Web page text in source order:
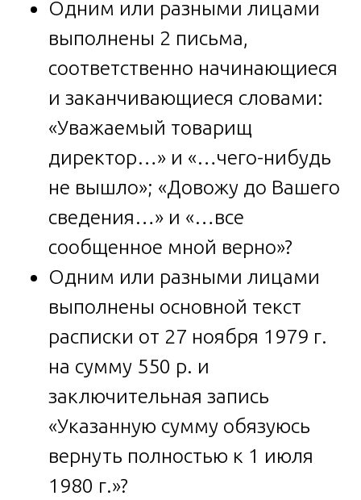
Одним или разными лицами
выполнены 2 письма,
соответственно начинающиеся
и заканчивающиеся словами:
«Уважаемый товарищ
директор…» и «…чего-нибудь
не вышло»; «Довожу до Вашего
сведения…» и «…все
сообщенное мной верно»?
Одним или разными лицами
выполнены основной текст
расписки от 27 ноября 1979 г.
на сумму 550 р. и
заключительная запись
«Указанную сумму обязуюсь
вернуть полностью к 1 июля
1980 г.»?